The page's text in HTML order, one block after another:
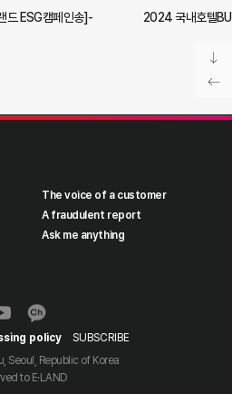
드 ESG캠페인송]-
2024 국내호텔
The voice of a customer
A fraudulent report
Ask me anything
policy
SUBSCRIBE
Republic of Korea
to E·LAND